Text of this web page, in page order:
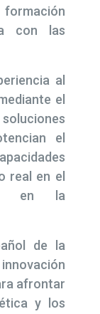
formación
con las
al
el
el
real en el
y en la
de la
afrontar
y los